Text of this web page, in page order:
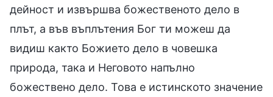
дейност и извършва божественото дело в
плът, а във въплътения Бог ти можеш да
видиш както Божието дело в човешка
природа, така и Неговото напълно
божествено дело. Това е истинското значение